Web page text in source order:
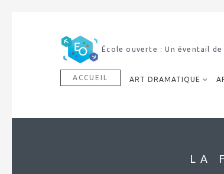
École ouverte : Un éventail
ACCUEIL ART DRAMATIQUE
LA